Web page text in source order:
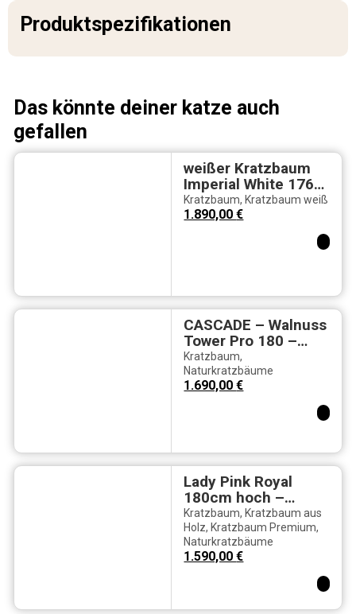
Produktspezifikationen
Das könnte deiner katze auch
gefallen
weißer Kratzbaum
Imperial White 176
XL – 65 kg
Eigengewicht, 37×61
Komfortliegeflächen
Kratzbaum, Kratzbaum weiß
1.890,00€
CASCADE – Walnuss
Tower Pro 180 –
Naturkatzenkratzba
um mit 10 mm Sisal
Kratzbaum,
Naturkratzbäume
1.690,00€
Lady Pink Royal
180cm hoch –
Premium
Katzenbaum in
Weiß-Rosa mit 3
Komfort-
Liegeflächen, 75 cm
Kratzbaum, Kratzbaum aus
Holz, Kratzbaum Premium,
Naturkratzbäume
1.590,00€